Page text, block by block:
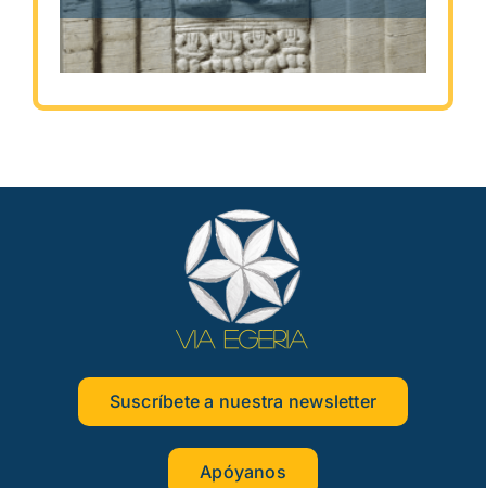
Suscríbete a nuestra newsletter
Apóyanos